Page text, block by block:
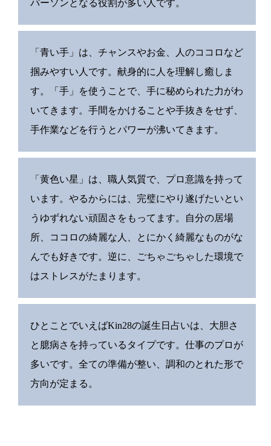
パーソンとなる役割が多い人です。
「青い手」は、チャンスやお金、人のココロなど
掴みやすい人です。献身的に人を理解し癒しま
す。「手」を使うことで、手に秘められた力がわ
いてきます。手間をかけることや手抜きをせず、
手作業などを行うとパワーが沸いてきます。
「黄色い星」は、職人気質で、プロ意識を持って
います。やるからには、完璧にやり遂げたいとい
うゆずれない頑固さをもってます。自分の居場
所、ココロの綺麗な人、とにかく綺麗なものがな
んでも好きです。逆に、ごちゃごちゃした環境で
はストレスがたまります。
ひとことでいえばKin28の誕生日占いは、大胆さ
と臆病さを持っているタイプです。仕事のプロが
多いです。全ての準備が整い、調和のとれた形で
方向が定まる。